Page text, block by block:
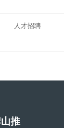
人才招聘
推